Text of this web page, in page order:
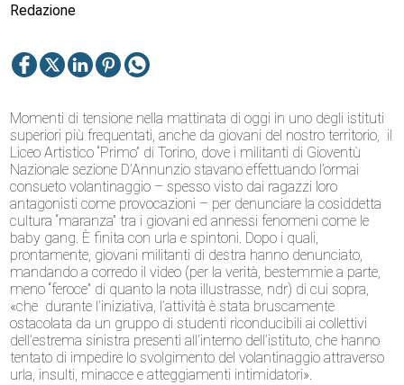
Redazione
Momenti di tensione nella mattinata di oggi in uno degli istituti
superiori più frequentati, anche da giovani del nostro territorio, il
Liceo Artistico “Primo” di Torino, dove i militanti di Gioventù
Nazionale sezione D’Annunzio stavano effettuando l’ormai
consueto volantinaggio – spesso visto dai ragazzi loro
antagonisti come provocazioni – per denunciare la cosiddetta
cultura “maranza” tra i giovani ed annessi fenomeni come le
baby gang. È finita con urla e spintoni. Dopo i quali,
prontamente, giovani militanti di destra hanno denunciato,
mandando a corredo il video (per la verità, bestemmie a parte,
meno “feroce” di quanto la nota illustrasse, ndr) di cui sopra,
«che durante l’iniziativa, l’attività è stata bruscamente
ostacolata da un gruppo di studenti riconducibili ai collettivi
dell’estrema sinistra presenti all’interno dell’istituto, che hanno
tentato di impedire lo svolgimento del volantinaggio attraverso
urla, insulti, minacce e atteggiamenti intimidatori».